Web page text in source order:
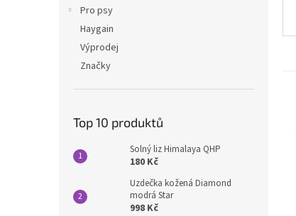
Pro psy
Haygain
Výprodej
Značky
Top 10 produktů
Solný liz Himalaya QHP
180 Kč
Uzdečka kožená Diamond
modrá Star
998 Kč